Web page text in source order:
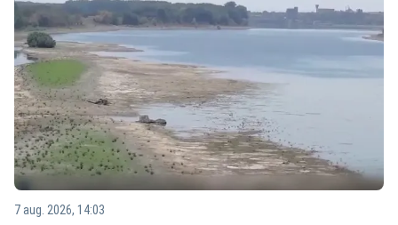
7 aug. 2026, 14:03